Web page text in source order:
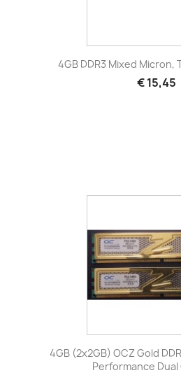
4GB DDR3 Mixed Micron,
€ 15,45
4GB (2x2GB) OCZ Gold
Performance Dual